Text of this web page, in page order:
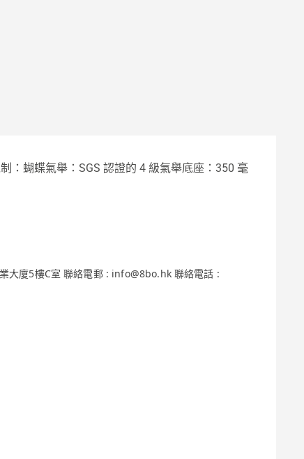
：蝴蝶氣舉：SGS 認證的 4 級氣舉底座：350 毫
大廈5樓C室 聯絡電郵 : info@8bo.hk 聯絡電話 :